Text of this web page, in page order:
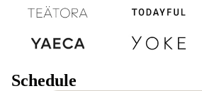
TEATORA TODAYFUL
YAECA
YOKE
Schedule